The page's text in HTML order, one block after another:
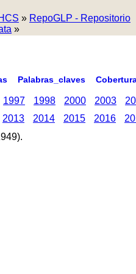
» RepoGLP - Repositorio
»
Palabras_claves
1997 1998 2000 2003
2013 2014 2015 2016